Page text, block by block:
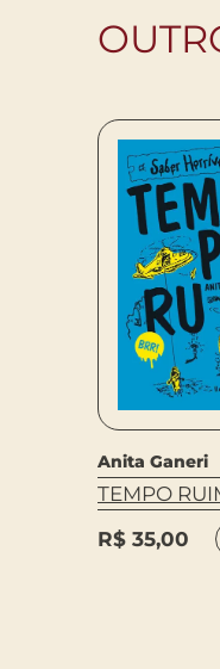
Anita Ganeri
TEMPO
R$ 35,00